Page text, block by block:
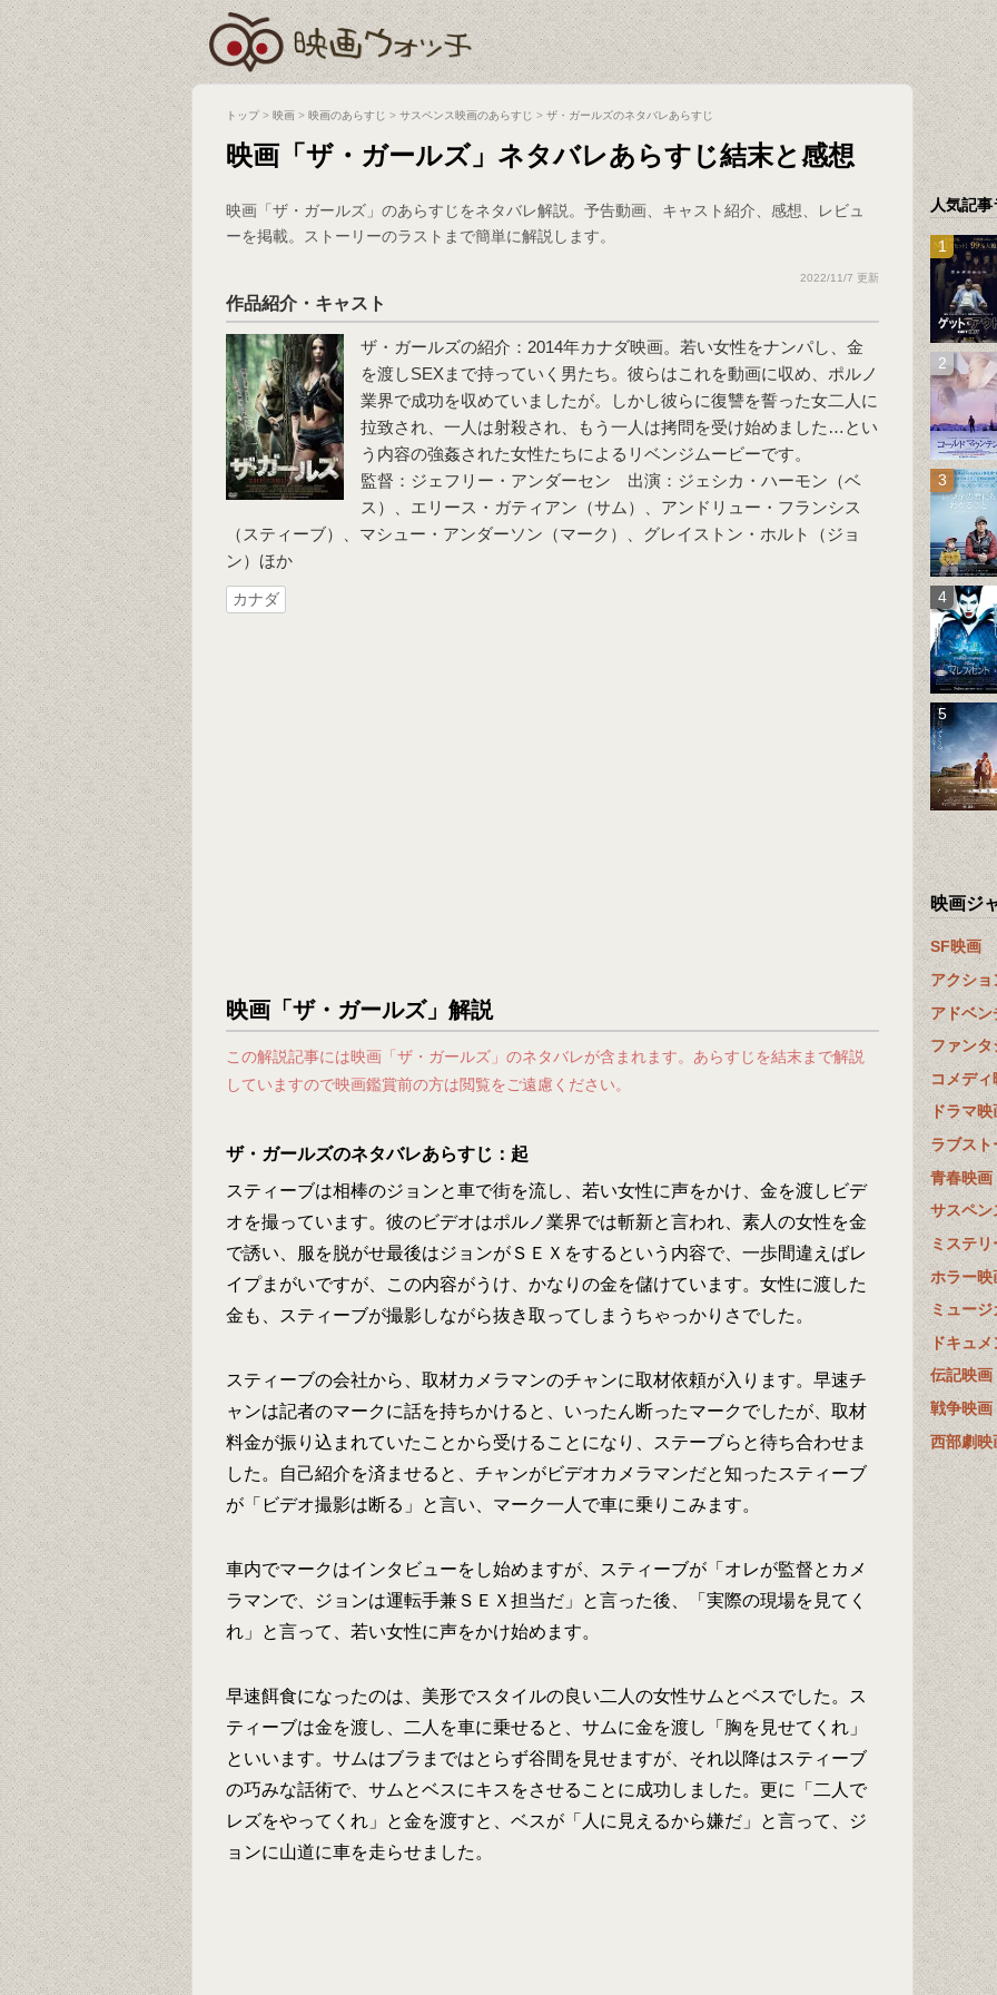
トップ> 映画 > 映画のあらすじ > サスペンス映画のあらすじ > ザ・ガールズのネタバレあらすじ
映画「ザ・ガールズ」ネタバレあらすじ結末と感想
映画「ザ・ガールズ」のあらすじをネタバレ解説。予告動画、キャスト紹介、感想、レビュ
ーを掲載。ストーリーのラストまで簡単に解説します。
2022/11/7 更新
作品紹介・キャスト
ザ・ガールズの紹介：2014年カナダ映画。若い女性をナンパし、金
を渡しSEXまで持っていく男たち。彼らはこれを動画に収め、ポルノ
業界で成功を収めていましたが。しかし彼らに復讐を誓った女二人に
拉致され、一人は射殺され、もう一人は拷問を受け始めました…とい
う内容の強姦された女性たちによるリベンジムービーです。
監督：ジェフリー・アンダーセン 出演：ジェシカ・ハーモン（ベ
ス）、エリース・ガティアン（サム）、アンドリュー・フランシス
（スティーブ）、マシュー・アンダーソン（マーク）、グレイストン・ホルト（ジョ
ン）ほか
カナダ
映画「ザ・ガールズ」解説
この解説記事には映画「ザ・ガールズ」のネタバレが含まれます。あらすじを結末まで解説
していますので映画鑑賞前の方は閲覧をご遠慮ください。
ザ・ガールズのネタバレあらすじ：起
スティーブは相棒のジョンと車で街を流し、若い女性に声をかけ、金を渡しビデ
オを撮っています。彼のビデオはポルノ業界では斬新と言われ、素人の女性を金
で誘い、服を脱がせ最後はジョンがＳＥＸをするという内容で、一歩間違えばレ
イプまがいですが、この内容がうけ、かなりの金を儲けています。女性に渡した
金も、スティーブが撮影しながら抜き取ってしまうちゃっかりさでした。
スティーブの会社から、取材カメラマンのチャンに取材依頼が入ります。早速チ
ャンは記者のマークに話を持ちかけると、いったん断ったマークでしたが、取材
料金が振り込まれていたことから受けることになり、ステーブらと待ち合わせま
した。自己紹介を済ませると、チャンがビデオカメラマンだと知ったスティーブ
が「ビデオ撮影は断る」と言い、マーク一人で車に乗りこみます。
車内でマークはインタビューをし始めますが、スティーブが「オレが監督とカメ
ラマンで、ジョンは運転手兼ＳＥＸ担当だ」と言った後、「実際の現場を見てく
れ」と言って、若い女性に声をかけ始めます。
早速餌食になったのは、美形でスタイルの良い二人の女性サムとベスでした。ス
ティーブは金を渡し、二人を車に乗せると、サムに金を渡し「胸を見せてくれ」
といいます。サムはブラまではとらず谷間を見せますが、それ以降はスティーブ
の巧みな話術で、サムとベスにキスをさせることに成功しました。更に「二人で
レズをやってくれ」と金を渡すと、ベスが「人に見えるから嫌だ」と言って、ジ
ョンに山道に車を走らせました。
人気記事
映画ジ
SF映画
アクショ
アドベン
ファンタ
コメディ
ドラマ映
ラブス
青春映画
サスペン
ミステ
ホラー映
ミュー
ドキュ
伝記映画
戦争映画
西部劇映